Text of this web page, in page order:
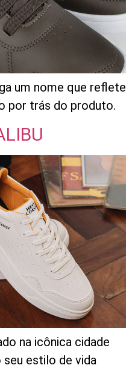
um nome que reflete
por trás do produto.
na icônica cidade
estilo de vida